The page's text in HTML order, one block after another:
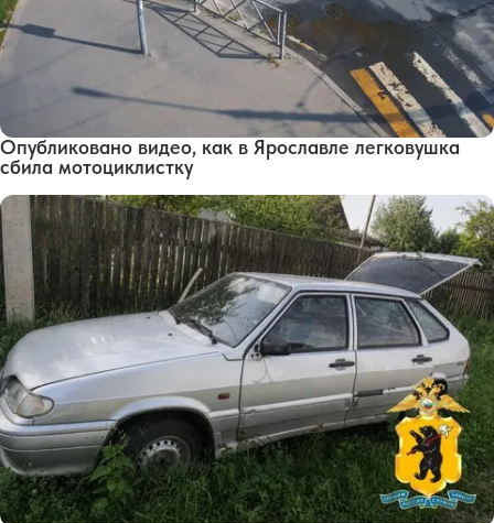
Опубликовано видео, как в Ярославле легковушка
сбила мотоциклистку